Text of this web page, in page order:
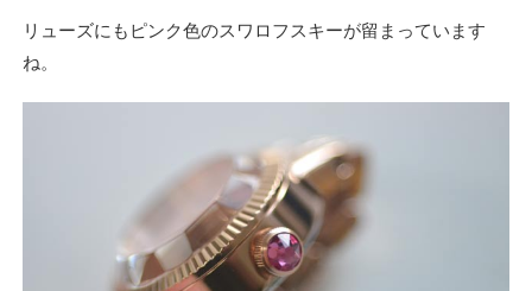
リューズにもピンク色のスワロフスキーが留まっています
ね。